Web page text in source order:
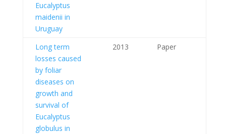
Eucalyptus
maidenii in
Uruguay
Long term
losses caused
by foliar
diseases on
growth and
survival of
Eucalyptus
globulus in
2013 Paper